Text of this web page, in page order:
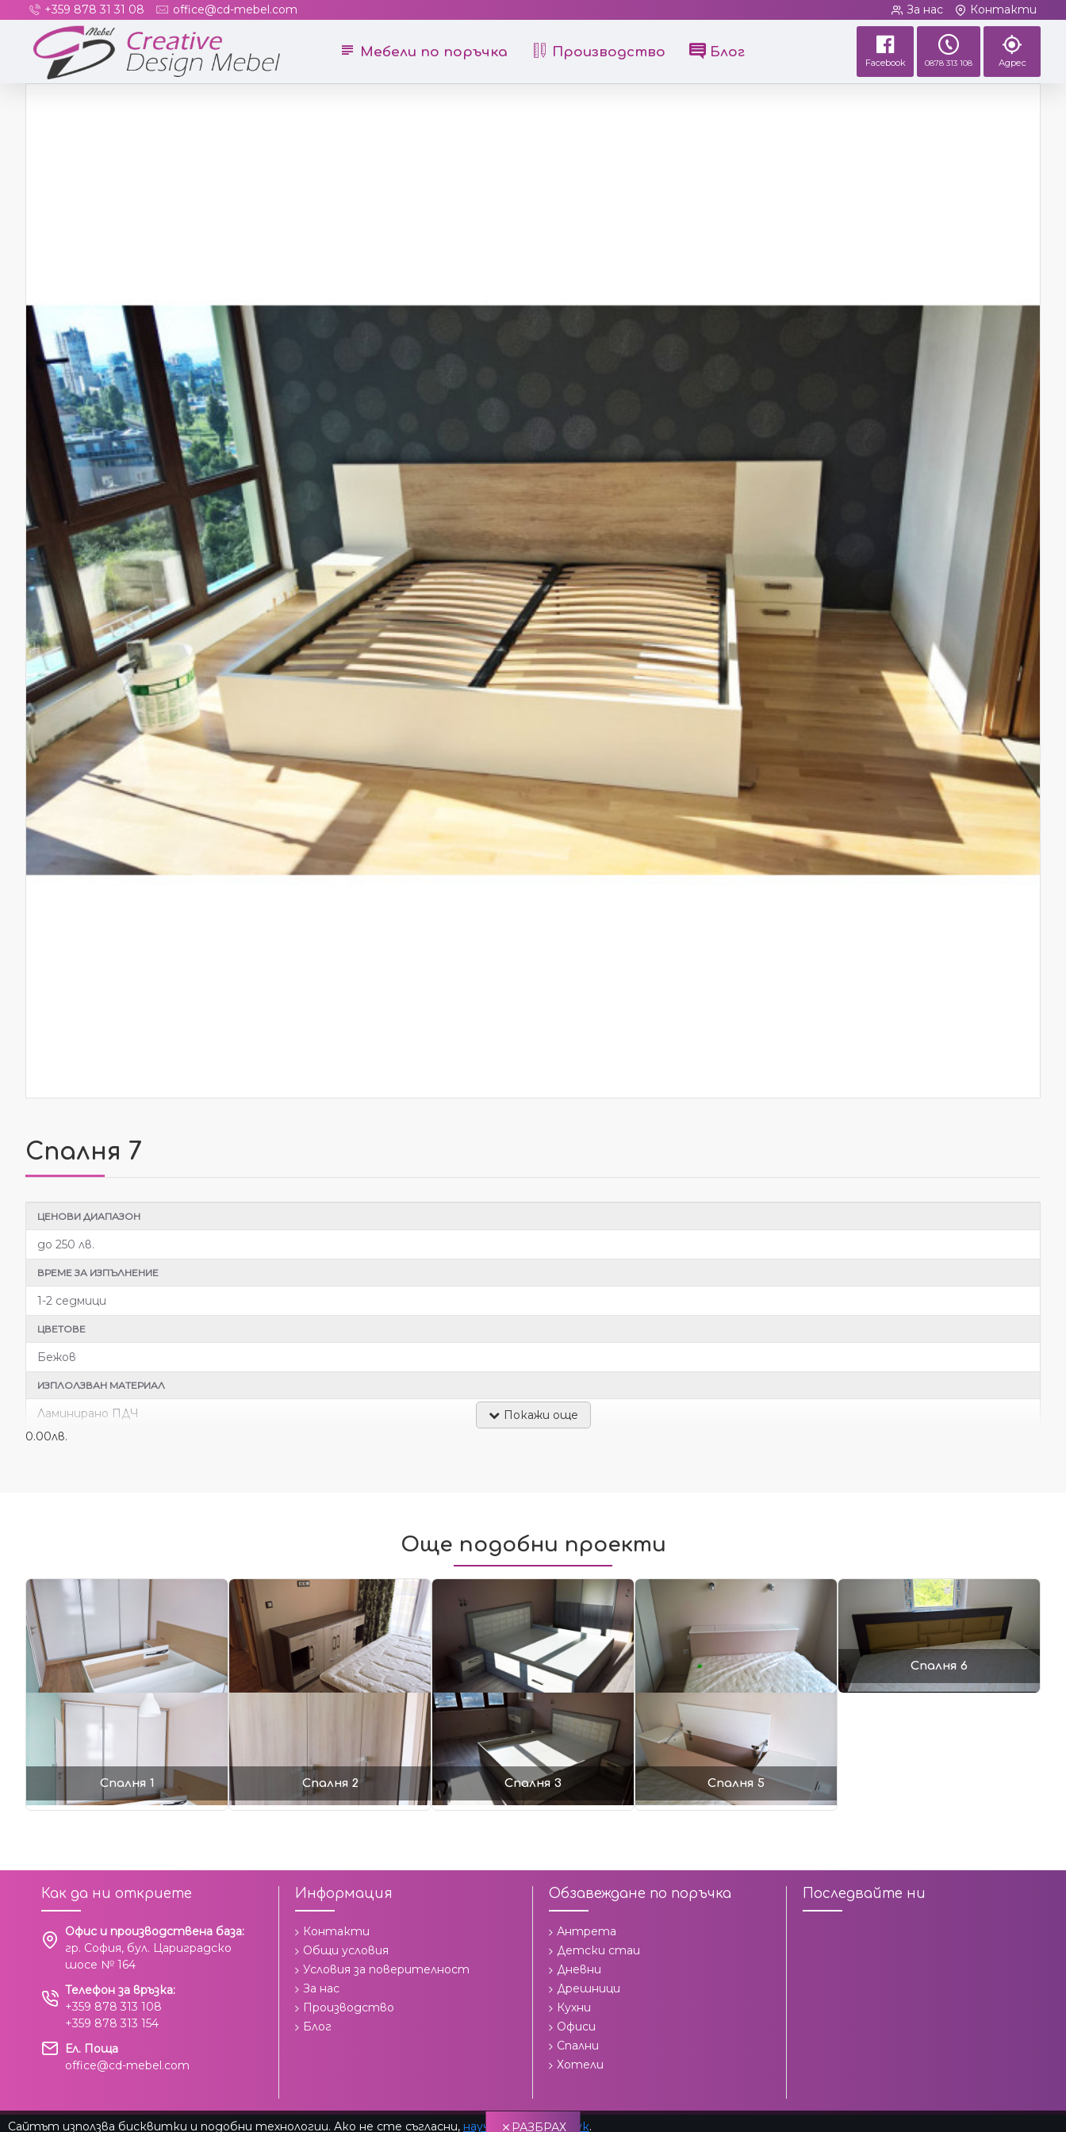
+359 878 31 31 08 office@cd-mebel.com За нас Контакти
Мебели по поръчка Производство Блог
Facebook 0878 313 108 Адрес
Спалня 7
ЦЕНОВИ ДИАПАЗОН
до 250 лв.
ВРЕМЕ ЗА ИЗПЪЛНЕНИЕ
1-2 седмици
ЦВЕТОВЕ
Бежов
ИЗПЛОЛЗВАН МАТЕРИАЛ
Ламинирано ПДЧ
0.00лв.
Още подобни проекти
Спалня 1 Спалня 2 Спалня 3 Спалня 5
Спалня 6
Как да ни откриете
Офис и производствена база:
гр. София, бул. Цариградско
шосе № 164
Телефон за връзка:
+359 878 313 108
+359 878 313 154
Ел. Поща
office@cd-mebel.com
Информация
Контакти
Общи условия
Условия за поверителност
За нас
Производство
Блог
Обзавеждане по поръчка
Антрета
Детски стаи
Дневни
Дрешници
Кухни
Офиси
Спални
Хотели
Последвайте ни
РАЗБРАХ
Сайтът използва бисквитки и подобни технологии. Ако не сте съгласни, научете повече тук.